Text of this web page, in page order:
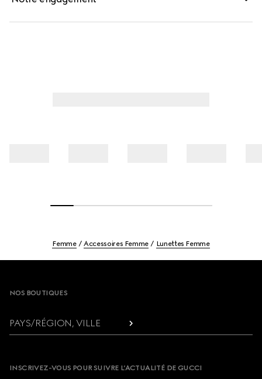
Femme Accessoires Femme Lunettes Femme
NOS BOUTIQUES
PAYS/RÉGION, VILLE
INSCRIVEZ-VOUS POUR SUIVRE L’ACTUALITÉ DE GUCCI